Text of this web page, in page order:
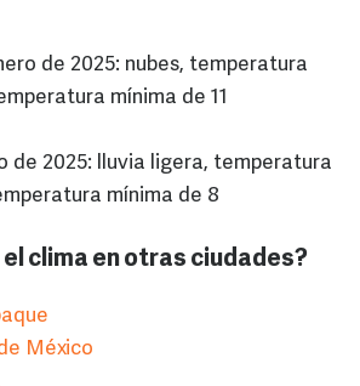
de 2025: nubes, temperatura
mínima de 11
de 2025: lluvia ligera, temperatura
mínima de 8
clima en otras ciudades?
México